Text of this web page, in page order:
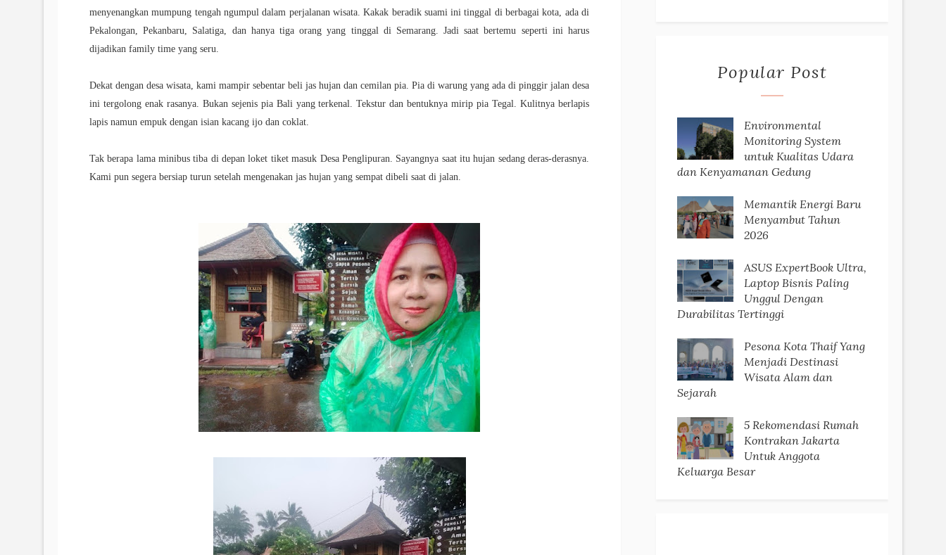
menyenangkan mumpung tengah ngumpul dalam perjalanan wisata. Kakak beradik suami ini tinggal di berbagai kota, ada di
Pekalongan, Pekanbaru, Salatiga, dan hanya tiga orang yang tinggal di Semarang. Jadi saat bertemu seperti ini harus
dijadikan family time yang seru.
Dekat dengan desa wisata, kami mampir sebentar beli jas hujan dan cemilan pia. Pia di warung yang ada di pinggir jalan desa
ini tergolong enak rasanya. Bukan sejenis pia Bali yang terkenal. Tekstur dan bentuknya mirip pia Tegal. Kulitnya berlapis
lapis namun empuk dengan isian kacang ijo dan coklat.
Tak berapa lama minibus tiba di depan loket tiket masuk Desa Penglipuran. Sayangnya saat itu hujan sedang deras-derasnya.
Kami pun segera bersiap turun setelah mengenakan jas hujan yang sempat dibeli saat di jalan.
Popular Post
Environmental
Monitoring System
untuk Kualitas Udara
dan Kenyamanan Gedung
Memantik Energi Baru
Menyambut Tahun
2026
ASUS ExpertBook Ultra,
Laptop Bisnis Paling
Unggul Dengan
Durabilitas Tertinggi
Pesona Kota Thaif Yang
Menjadi Destinasi
Wisata Alam dan
Sejarah
5 Rekomendasi Rumah
Kontrakan Jakarta
Untuk Anggota
Keluarga Besar